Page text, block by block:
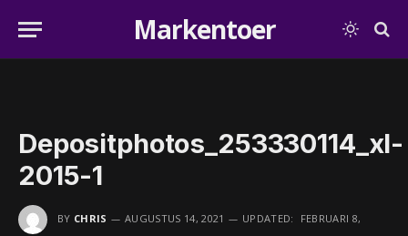
Markentoer
Depositphotos_253330114_xl-
2015-1
BY CHRIS AUGUSTUS 14, 2021 UPDATED:
FEBRUARI 8,